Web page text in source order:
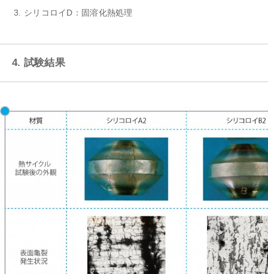
シリコロイD：固溶化熱処理
4. 試験結果